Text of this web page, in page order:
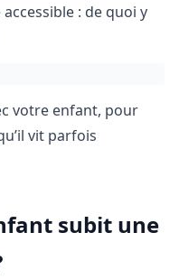
: de quoi y
votre enfant, pour
vit parfois
subit une